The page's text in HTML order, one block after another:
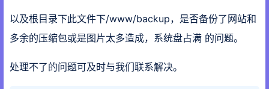
以及根目录下此文件下/www/backup，是否备份了网站和
多余的压缩包或是图片太多造成，系统盘占满 的问题。
处理不了的问题可及时与我们联系解决。